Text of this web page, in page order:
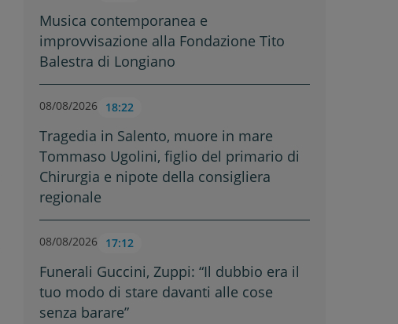
Musica contemporanea e
improvvisazione alla Fondazione Tito
Balestra di Longiano
08/08/2026 18:22
Tragedia in Salento, muore in mare
Tommaso Ugolini, figlio del primario di
Chirurgia e nipote della consigliera
regionale
08/08/2026 17:12
Funerali Guccini, Zuppi: “Il dubbio era il
tuo modo di stare davanti alle cose
senza barare”